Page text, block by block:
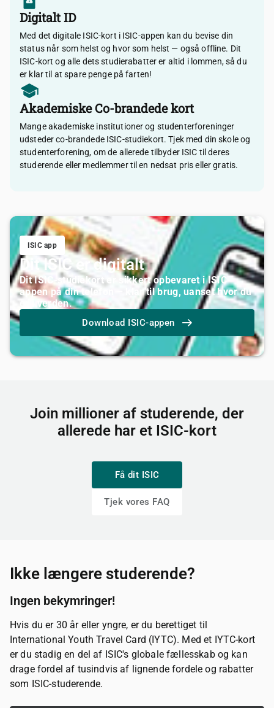
Digitalt ID
Med det digitale ISIC-kort i ISIC-appen kan du bevise din
status når som helst og hvor som helst — også offline. Dit
ISIC-kort og alle dets studierabatter er altid i lommen, så du
er klar til at spare penge på farten!
Akademiske Co-brandede kort
Mange akademiske institutioner og studenterforeninger
udsteder co-brandede ISIC-studiekort. Tjek med din skole og
studenterforening, om de allerede tilbyder ISIC til deres
studerende eller medlemmer til en nedsat pris eller gratis.
ISIC app
Dit ISIC er digitalt
Dit ISIC-studiekort er sikkert opbevaret i ISIC-
appen på din telefon – klar til brug, uanset hvor du
er i verden.
Download ISIC-appen
Join millioner af studerende, der
allerede har et ISIC-kort
Få dit ISIC
Tjek vores FAQ
Ikke længere studerende?
Ingen bekymringer!
Hvis du er 30 år eller yngre, er du berettiget til
International Youth Travel Card (IYTC). Med et IYTC-kort
er du stadig en del af ISIC's globale fællesskab og kan
drage fordel af tusindvis af lignende fordele og rabatter
som ISIC-studerende.